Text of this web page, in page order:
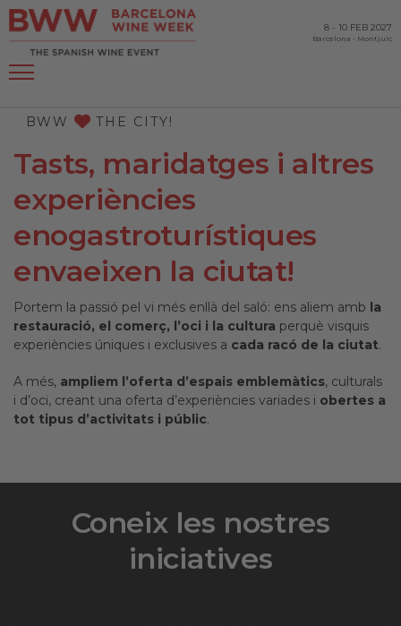
8 - 10 FEB 2027
Barcelona - Montjuïc
BWW THE CITY!
Tasts, maridatges i altres
experiències
enogastroturístiques
envaeixen la ciutat!
Portem la passió pel vi més enllà del saló: ens aliem amb la
restauració, el comerç, l’oci i la cultura perquè visquis
experiències úniques i exclusives a cada racó de la ciutat.
A més, ampliem l’oferta d’espais emblemàtics, culturals
i d’oci, creant una oferta d’experiències variades i obertes a
tot tipus d’activitats i públic.
Coneix les nostres
iniciatives